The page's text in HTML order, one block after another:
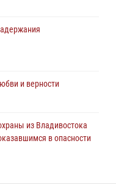
гражданам, как
и верности
из Владивостока
в опасности